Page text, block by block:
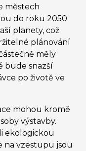
městech
do roku 2050
planety, což
plánování
měly
bude snazší
po životě ve
mohou kromě
výstavby.
ekologickou
na vzestupu jsou